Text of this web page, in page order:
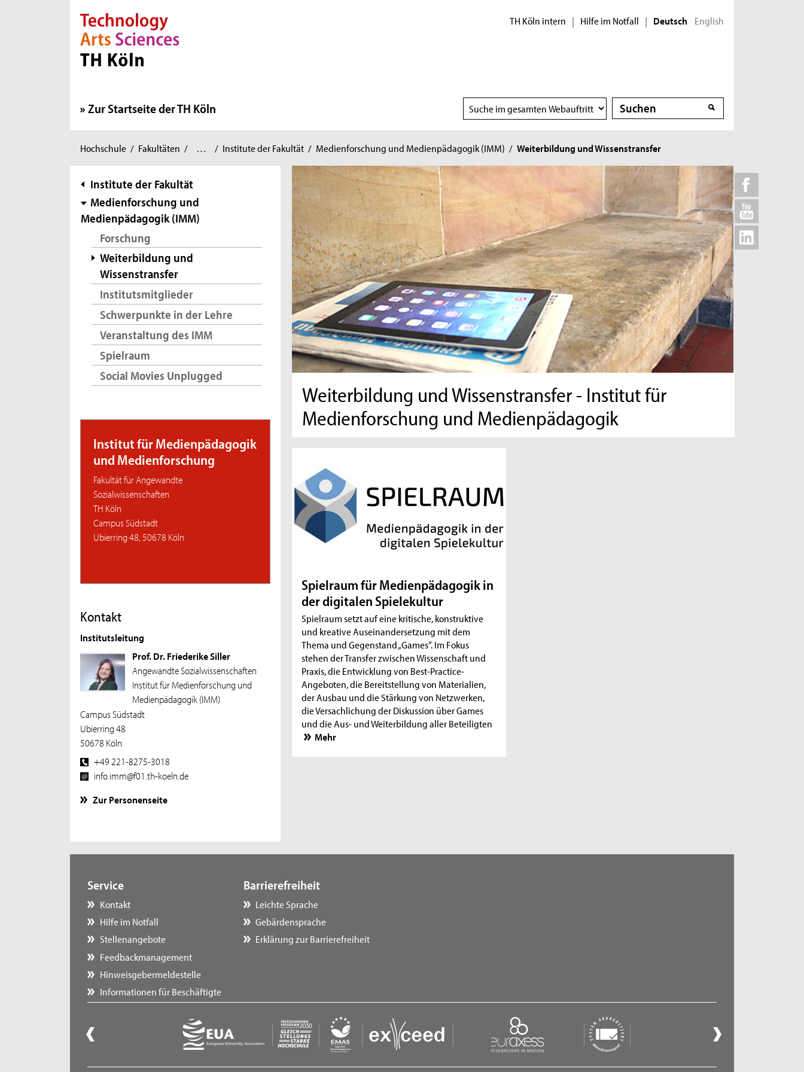
Direkt zur Hauptnavigation
Direkt zur Subnavigation
Direkt zum Inhalt
Direkt zum Fußbereich TH Köln intern | Hilfe im Notfall | Deutsch English
Zur Startseite der TH Köln
Suchbereich
wählen
Suche
Suche
Sie
hier:
Hochschule / Fakultäten / … /
Angewandte
Institute der Fakultät / Medienforschung und Medienpädagogik (IMM) / Weiterbildung und Wissenstransfer
Subnavigation
Institute der Fakultät
Medienforschung und
Medienpädagogik (IMM)
Forschung
Weiterbildung und
Wissenstransfer
Institutsmitglieder
Schwerpunkte in der Lehre
Veranstaltung des IMM
Spielraum
Social Movies Unplugged
Institut für Medienpädagogik
und Medienforschung
Fakultät für Angewandte
Sozialwissenschaften
TH Köln
Campus Südstadt
Ubierring 48, 50678 Köln
Kontakt
Institutsleitung
Prof. Dr. Friederike Siller
Angewandte Sozialwissenschaften
Institut für Medienforschung und
Medienpädagogik (IMM)
Campus Südstadt
Ubierring 48
50678 Köln
+49 221-8275-3018
info.imm@f01.th-koeln.de
Zur Personenseite
Weiterbildung und Wissenstransfer - Institut für
Medienforschung und Medienpädagogik
Spielraum für Medienpädagogik in
der digitalen Spielekultur
Spielraum setzt auf eine kritische, konstruktive
und kreative Auseinandersetzung mit dem
Thema und Gegenstand „Games“. Im Fokus
stehen der Transfer zwischen Wissenschaft und
Praxis, die Entwicklung von Best-Practice-
Angeboten, die Bereitstellung von Materialien,
der Ausbau und die Stärkung von Netzwerken,
die Versachlichung der Diskussion über Games
und die Aus- und Weiterbildung aller Beteiligten
Mehr
Service
Kontakt
Hilfe im Notfall
Stellenangebote
Feedbackmanagement
Hinweisgebermeldestelle
Informationen für Beschäftigte
Barrierefreiheit
Leichte Sprache
Gebärdensprache
Erklärung zur Barrierefreiheit